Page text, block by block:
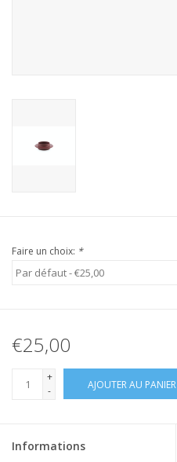
Faire un choix: *
€25,00
+
-
AJOUTER AU PANIER
Informations